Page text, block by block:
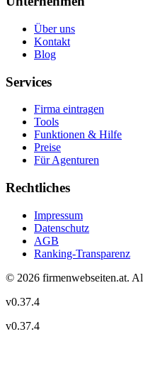
Über uns
Kontakt
Blog
Services
Firma eintragen
Tools
Funktionen & Hilfe
Preise
Für Agenturen
Rechtliches
Impressum
Datenschutz
AGB
Ranking-Transparenz
© 2026 firmenwebseiten.at.
v0.37.4
v0.37.4